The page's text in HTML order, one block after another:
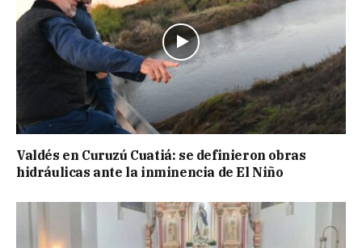
Valdés en Curuzú Cuatiá: se definieron obras
hidráulicas ante la inminencia de El Niño